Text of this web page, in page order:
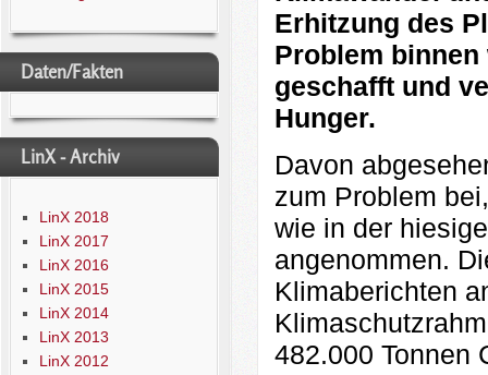
Daten/Fakten
LinX - Archiv
LinX 2018
LinX 2017
LinX 2016
LinX 2015
LinX 2014
LinX 2013
LinX 2012
Erhitzung des
Problem
geschafft und
Hunger.
Davon
zum Problem
wie in der
angenommen.
Klimaberichten
482.000 Tonnen